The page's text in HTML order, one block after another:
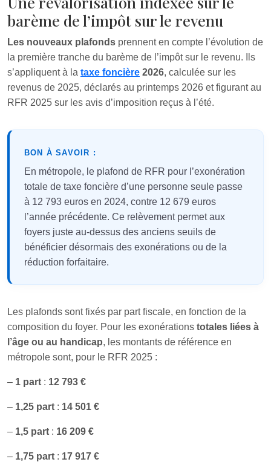
barème de l’impôt sur le revenu
Les nouveaux plafonds prennent en compte l’évolution de
la première tranche du barème de l’impôt sur le revenu. Ils
s’appliquent à la taxe foncière 2026, calculée sur les
revenus de 2025, déclarés au printemps 2026 et figurant au
RFR 2025 sur les avis d’imposition reçus à l’été.
BON À SAVOIR :
En métropole, le plafond de RFR pour l’exonération
totale de taxe foncière d’une personne seule passe
à 12 793 euros en 2024, contre 12 679 euros
l’année précédente. Ce relèvement permet aux
foyers juste au-dessus des anciens seuils de
bénéficier désormais des exonérations ou de la
réduction forfaitaire.
Les plafonds sont fixés par part fiscale, en fonction de la
composition du foyer. Pour les exonérations totales liées à
l’âge ou au handicap, les montants de référence en
métropole sont, pour le RFR 2025 :
– 1 part : 12 793 €
– 1,25 part : 14 501 €
– 1,5 part : 16 209 €
– 1,75 part : 17 917 €